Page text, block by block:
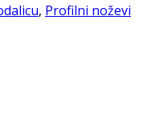
, Profilni noževi